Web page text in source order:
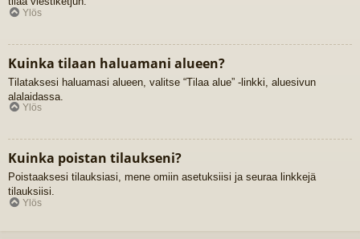
Ylös
Kuinka tilaan haluamani alueen?
Tilataksesi haluamasi alueen, valitse “Tilaa alue” -linkki, aluesivun
alalaidassa.
Ylös
Kuinka poistan tilaukseni?
Poistaaksesi tilauksiasi, mene omiin asetuksiisi ja seuraa linkkejä
tilauksiisi.
Ylös